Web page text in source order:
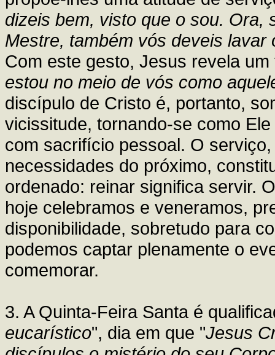
dizeis bem, visto que o sou. Ora,
Mestre, também vós deveis lavar
Com este gesto, Jesus revela
estou no meio de vós como
discípulo de Cristo é, portanto,
vicissitude, tornando-se como
com sacrifício pessoal. O
necessidades do próximo,
ordenado: reinar significa servir.
hoje celebramos e veneramos,
disponibilidade, sobretudo para
podemos captar plenamente o
comemorar.
3. A Quinta-Feira Santa é
eucarístico", dia em que "Jesus